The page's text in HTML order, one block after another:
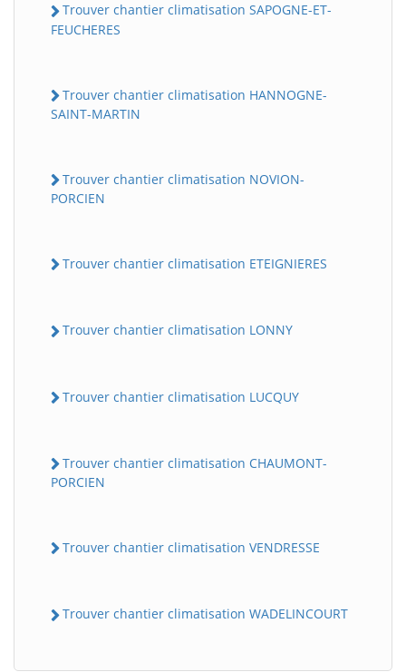
Trouver chantier climatisation SAPOGNE-ET-
FEUCHERES
Trouver chantier climatisation HANNOGNE-
SAINT-MARTIN
Trouver chantier climatisation NOVION-
PORCIEN
Trouver chantier climatisation ETEIGNIERES
Trouver chantier climatisation LONNY
Trouver chantier climatisation LUCQUY
Trouver chantier climatisation CHAUMONT-
PORCIEN
Trouver chantier climatisation VENDRESSE
Trouver chantier climatisation WADELINCOURT
BatiWebPro